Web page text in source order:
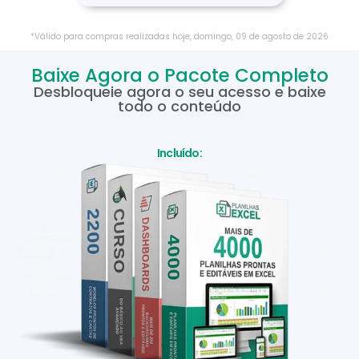
*Válido para compras realizadas hoje, domingo, 09 de agosto de 2026
Baixe Agora o Pacote Completo
Desbloqueie agora o seu acesso e baixe
todo o conteúdo
Incluído: